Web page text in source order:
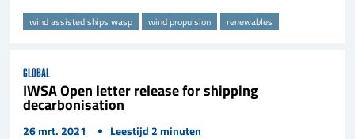
wind assisted ships wasp wind propulsion renewables
GLOBAL
IWSA Open letter release for shipping
decarbonisation
26 mrt. 2021 Leestijd 2 minuten